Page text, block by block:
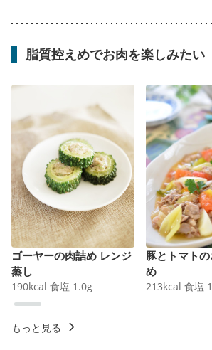
脂質控えめでお肉を楽しみたい
ゴーヤーの肉詰め レンジ
蒸し
190kcal 食塩 1.0g
豚とトマト
め
213kcal 食塩
もっと見る